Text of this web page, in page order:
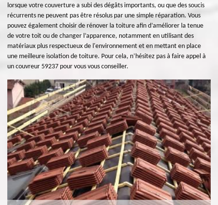
lorsque votre couverture a subi des dégâts importants, ou que des soucis
récurrents ne peuvent pas être résolus par une simple réparation. Vous
pouvez également choisir de rénover la toiture afin d’améliorer la tenue
de votre toit ou de changer l’apparence, notamment en utilisant des
matériaux plus respectueux de l'environnement et en mettant en place
une meilleure isolation de toiture. Pour cela, n’hésitez pas à faire appel à
un couvreur 59237 pour vous vous conseiller.